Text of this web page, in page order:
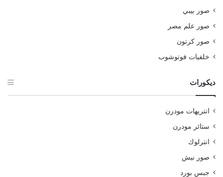
صور بيبي
صور علم مصر
صور كرتون
خلفيات فوتوشوب
ديكورات
انتريهات مودرن
ستائر مودرن
انترلوك
صور نيش
جبس بورد